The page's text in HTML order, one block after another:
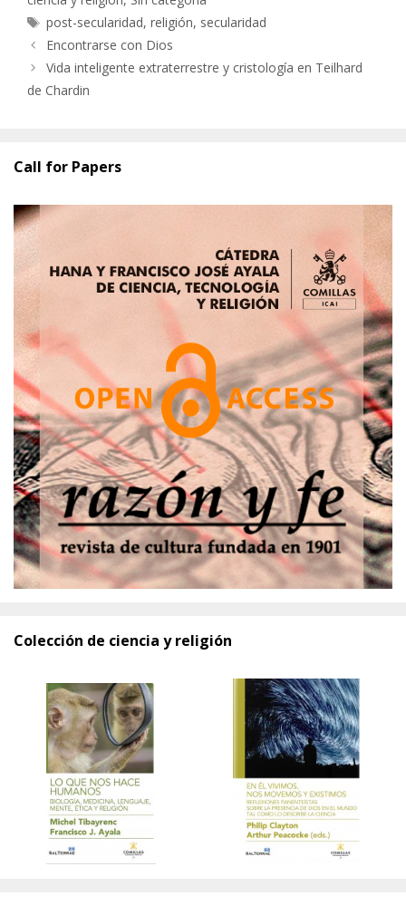
Etiquetas
post-secularidad,religión, secularidad
Encontrarse con Dios
Vida inteligente extraterrestre y cristología en Teilhard
de Chardin
Call for Papers
Colección de ciencia y religión